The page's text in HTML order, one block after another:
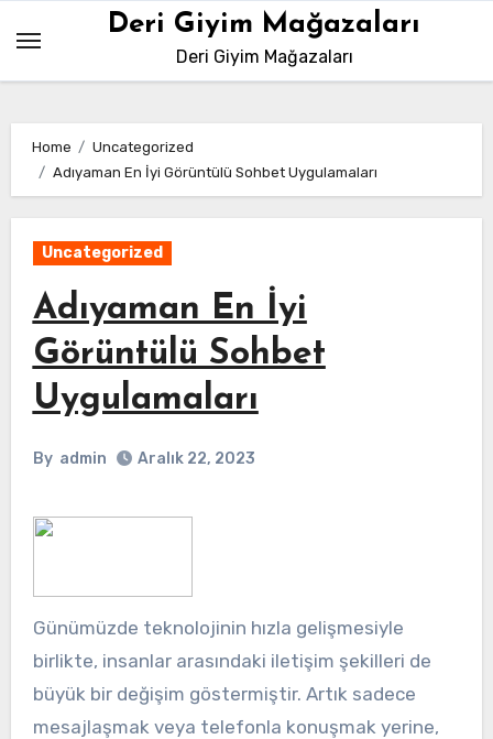
content
Deri Giyim Mağazaları
Deri Giyim Mağazaları
Home
Uncategorized
Adıyaman En İyi Görüntülü Sohbet Uygulamaları
Uncategorized
Adıyaman En İyi
Görüntülü Sohbet
Uygulamaları
By admin Aralık 22, 2023
Günümüzde teknolojinin hızla gelişmesiyle
birlikte, insanlar arasındaki iletişim şekilleri de
büyük bir değişim göstermiştir. Artık sadece
mesajlaşmak veya telefonla konuşmak yerine,